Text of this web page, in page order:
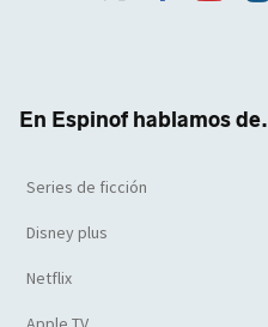
En Espinof hablamos
Series de ficción
Disney plus
Netflix